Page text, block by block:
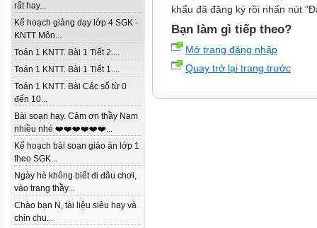
rất hay...
Kế hoạch giảng dạy lớp 4 SGK -
KNTT Môn...
Toán 1 KNTT. Bài 1 Tiết 2....
Toán 1 KNTT. Bài 1 Tiết 1....
Toán 1 KNTT. Bài Các số từ 0
đến 10...
Bài soạn hay. Cảm ơn thầy Nam
nhiều nhé ❤️❤️❤️❤️❤️❤️...
Kế hoạch bài soạn giáo án lớp 1
theo SGK...
Ngày hè không biết đi đâu chơi,
vào trang thầy...
Chào bạn N, tài liệu siêu hay và
chỉn chu...
khẩu đã đăng ký rồi nhấn nút
Bạn làm gì tiếp theo?
Mở trang đăng nhập
Quay trở lại trang trước